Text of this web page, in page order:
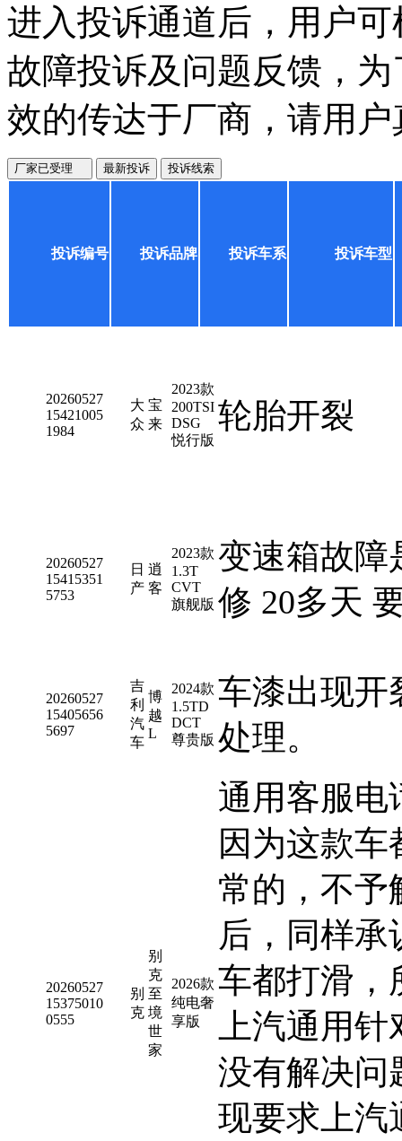
进入投诉通道后，用户
故障投诉及问题反馈，
效的传达于厂商，请用
厂家已受理 最新投诉 投诉线索
投诉编号 投诉品牌 投诉车系 投诉车型
20260527
15421005
1984
大
众
宝
来
2023款
200TSI
DSG
悦行版
轮胎开裂
20260527
15415351
5753
日
产
逍
客
2023款
1.3T
CVT
旗舰版
变速箱故障
修 20多天
20260527
15405656
5697
吉
利
汽
车
博
越
L
2024款
1.5TD
DCT
尊贵版
车漆出现开
处理。
20260527
15375010
0555
别
克
别
克
至
境
世
家
2026款
纯电奢
享版
通用客服电
因为这款
常的，不予
后，同样
车都打滑，
上汽通用
没有解决问
现要求上汽